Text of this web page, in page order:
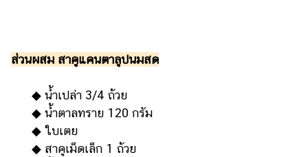
การ
ตกแต่ง
มือ
ถือ
ราคา
ทอง
ส่วนผสม สาคูแคนตาลูปนมสด
◆ น้ำเปล่า 3/4 ถ้วย
◆ น้ำตาลทราย 120 กรัม
◆ ใบเตย
◆ สาคูเม็ดเล็ก 1 ถ้วย